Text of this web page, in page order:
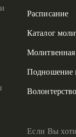
Расписание
Каталог
Подношение
Волонтерство
Если Вы